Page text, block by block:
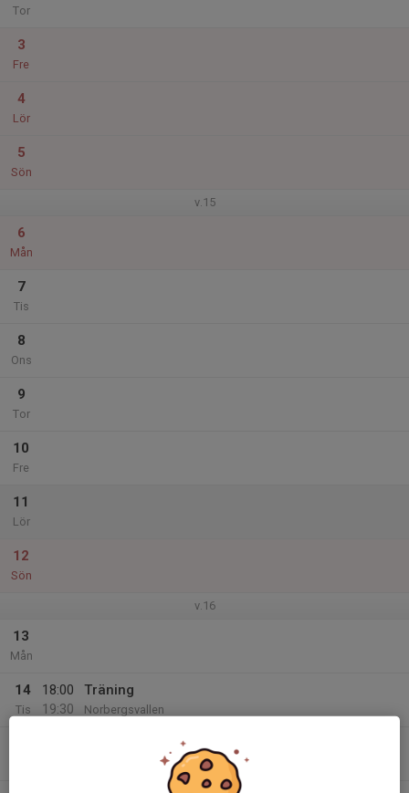
Tor
3
Fre
4
Lör
5
Sön
v.15
6
Mån
7
Tis
8
Ons
9
Tor
10
Fre
11
Lör
12
Sön
v.16
13
Mån
14
Tis
18:00
19:30
Träning
Norbergsvallen